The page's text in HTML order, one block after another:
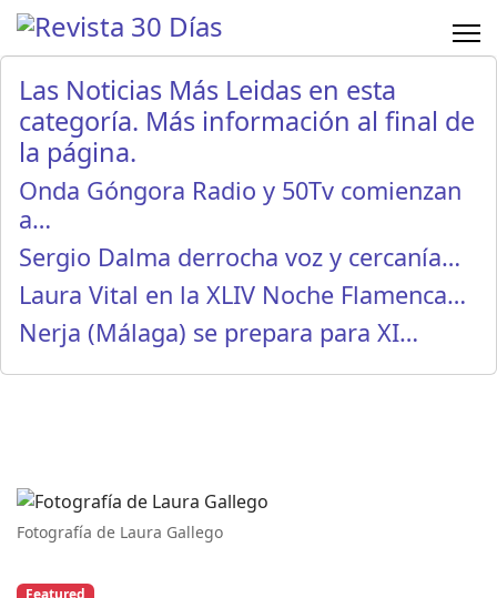
Las Noticias Más Leidas en esta
categoría. Más información al final de
la página.
Onda Góngora Radio y 50Tv comienzan
a…
Sergio Dalma derrocha voz y cercanía…
Laura Vital en la XLIV Noche Flamenca…
Nerja (Málaga) se prepara para XI…
Fotografía de Laura Gallego
Featured